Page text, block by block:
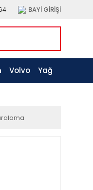
BAYİ GİRİŞİ
Volvo Yağ